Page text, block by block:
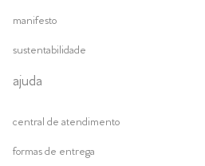
manifesto
sustentabilidade
ajuda
central de atendimento
formas de entrega